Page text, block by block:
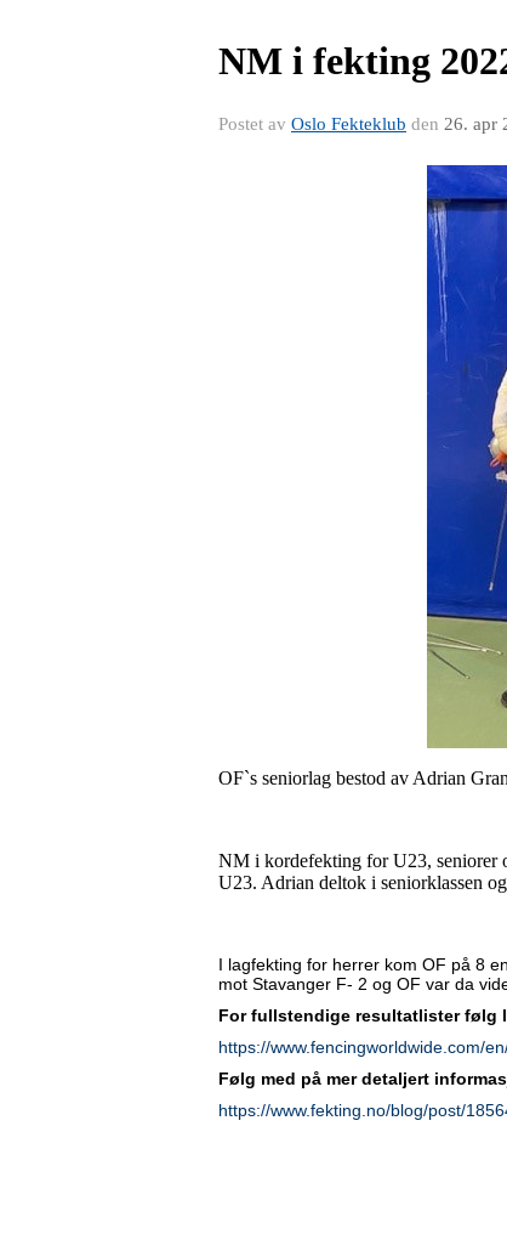
NM i fekting
Postet av Oslo Fekteklub den 26. apr
OF`s seniorlag bestod av Adrian
NM i kordefekting for U23, seniorer
U23. Adrian deltok i seniorklassen
I lagfekting for herrer kom OF på 8
mot Stavanger F- 2 og OF var da
For fullstendige resultatlister følg
https://www.fencingworldwide.com/
Følg med på mer detaljert
https://www.fekting.no/blog/post/